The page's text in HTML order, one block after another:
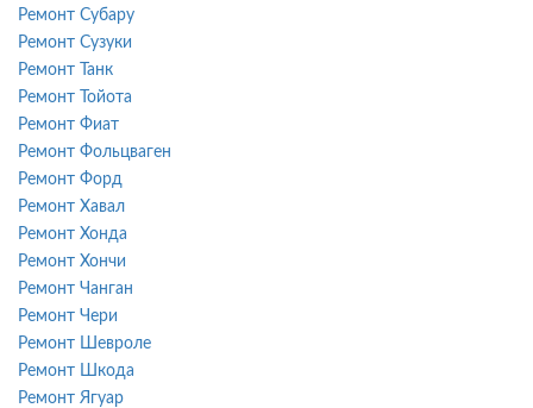
Ремонт Субару
Ремонт Сузуки
Ремонт Танк
Ремонт Тойота
Ремонт Фиат
Ремонт Фольцваген
Ремонт Форд
Ремонт Хавал
Ремонт Хонда
Ремонт Хончи
Ремонт Чанган
Ремонт Чери
Ремонт Шевроле
Ремонт Шкода
Ремонт Ягуар